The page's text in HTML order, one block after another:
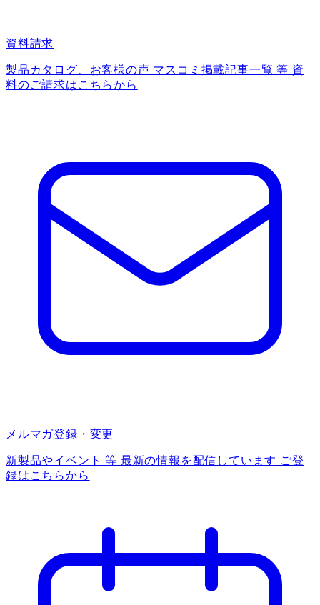
資料請求
製品カタログ、お客様の声 マスコミ掲載記事一覧 等 資
料のご請求はこちらから
メルマガ登録・変更
新製品やイベント 等 最新の情報を配信しています ご登
録はこちらから